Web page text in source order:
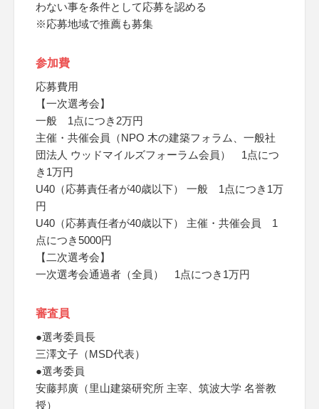
わない事を条件として応募を認める
※応募地域で推薦も募集
参加費
応募費用
【一次選考会】
一般 1点につき2万円
主催・共催会員（NPO 木の建築フォラム、一般社
団法人 ウッドマイルズフォーラム会員） 1点につ
き1万円
U40（応募責任者が40歳以下） 一般 1点につき1万
円
U40（応募責任者が40歳以下） 主催・共催会員 1
点につき5000円
【二次選考会】
一次選考会通過者（全員） 1点につき1万円
審査員
●選考委員長
三澤文子（MSD代表）
●選考委員
安藤邦廣（里山建築研究所 主宰、筑波大学 名誉教
授）